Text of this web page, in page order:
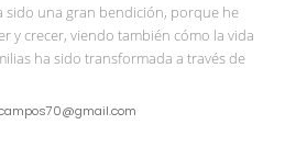
sido una gran bendición, porque he
y crecer, viendo también cómo la vida
ha sido transformada a través de